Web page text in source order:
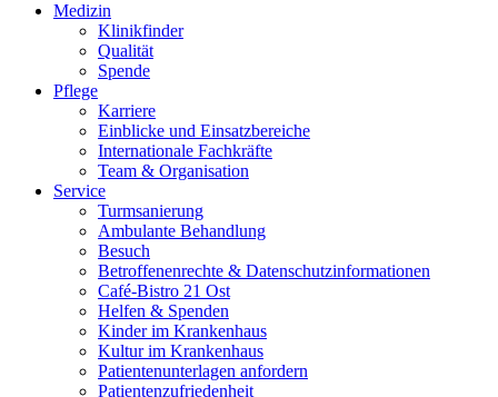
Medizin
Klinikfinder
Qualität
Spende
Pflege
Karriere
Einblicke und Einsatzbereiche
Internationale Fachkräfte
Team & Organisation
Service
Turmsanierung
Ambulante Behandlung
Besuch
Betroffenenrechte & Datenschutzinformationen
Café-Bistro 21 Ost
Helfen & Spenden
Kinder im Krankenhaus
Kultur im Krankenhaus
Patientenunterlagen anfordern
Patientenzufriedenheit